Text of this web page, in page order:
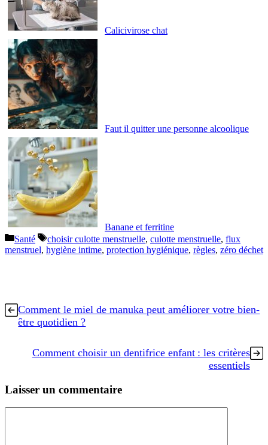
Calicivirose chat
Faut il quitter une personne alcoolique
Banane et ferritine
Catégories
Santé Étiquettes
choisir culotte menstruelle, culotte menstruelle, flux
menstruel, hygiène intime, protection hygiénique, règles, zéro déchet
Comment le miel de manuka peut améliorer votre bien-
être quotidien ?
Comment choisir un dentifrice enfant : les critères
essentiels
Laisser un commentaire